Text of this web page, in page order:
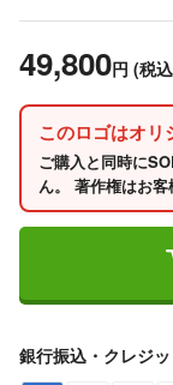
49,800円 (税
このロゴはオリ
ご購入と同時に
ん。 著作権はお客
銀行振込・クレジ